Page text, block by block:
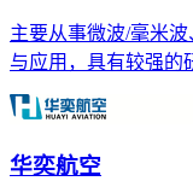
主要从事微波/毫米
与应用，具有较强的
华奕航空